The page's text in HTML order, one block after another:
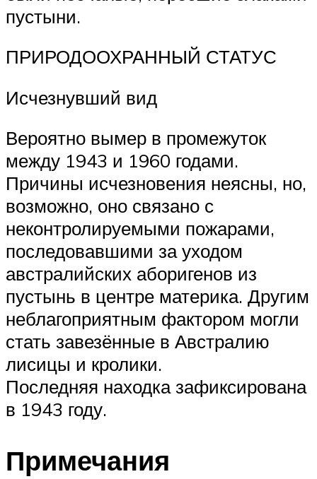
пустыни.
ПРИРОДООХРАННЫЙ СТАТУС
Исчезнувший вид
Вероятно вымер в промежуток
между 1943 и 1960 годами.
Причины исчезновения неясны, но,
возможно, оно связано с
неконтролируемыми пожарами,
последовавшими за уходом
австралийских аборигенов из
пустынь в центре материка. Другим
неблагоприятным фактором могли
стать завезённые в Австралию
лисицы и кролики.
Последняя находка зафиксирована
в 1943 году.
Примечания